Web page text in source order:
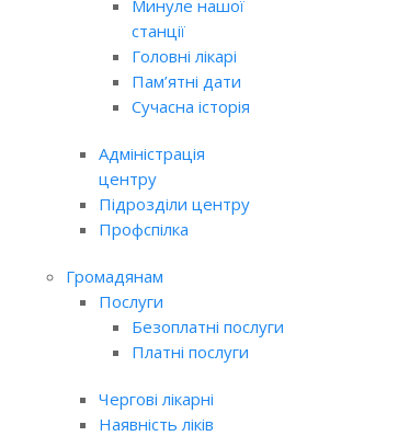
Минуле нашої
станції
Головні лікарі
Пам’ятні дати
Сучасна історія
Адміністрація
центру
Підрозділи центру
Профспілка
Громадянам
Послуги
Безоплатні послуги
Платні послуги
Чергові лікарні
Наявність ліків